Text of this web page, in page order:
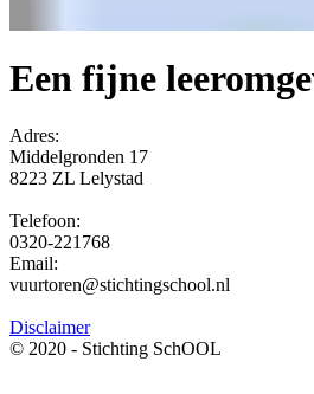
Een fijne
Adres:
Middelgronden 17
8223 ZL Lelystad
Telefoon:
0320-221768
Email:
vuurtoren@stichtingschool.nl
Disclaimer
© 2020 - Stichting SchOOL